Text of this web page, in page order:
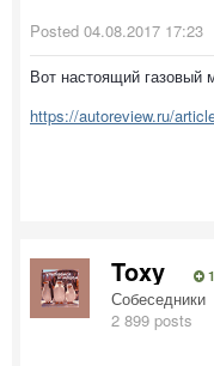
Posted 04.08.2017 17:23
Вот настоящий газовый
https://autoreview.ru/
Toxy
Собеседники
2 899 posts